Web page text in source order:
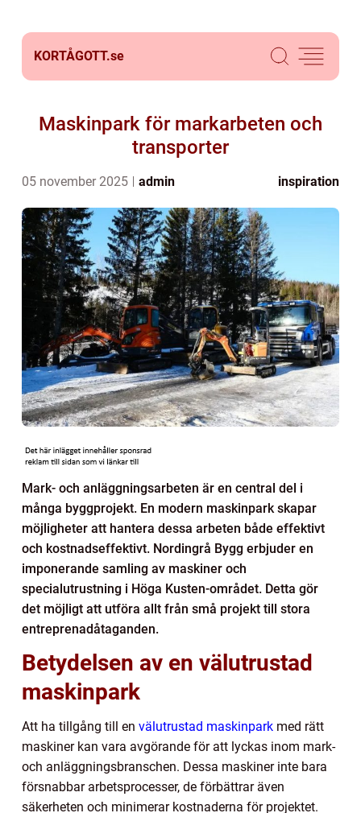
KORTÅGOTT.se
Maskinpark för markarbeten och
transporter
05 november 2025 admin inspiration
Mark- och anläggningsarbeten är en central del i
många byggprojekt. En modern maskinpark skapar
möjligheter att hantera dessa arbeten både effektivt
och kostnadseffektivt. Nordingrå Bygg erbjuder en
imponerande samling av maskiner och
specialutrustning i Höga Kusten-området. Detta gör
det möjligt att utföra allt från små projekt till stora
entreprenadåtaganden.
Betydelsen av en välutrustad
maskinpark
Att ha tillgång till en välutrustad maskinpark med rätt
maskiner kan vara avgörande för att lyckas inom mark-
och anläggningsbranschen. Dessa maskiner inte bara
försnabbar arbetsprocesser, de förbättrar även
säkerheten och minimerar kostnaderna för projektet.